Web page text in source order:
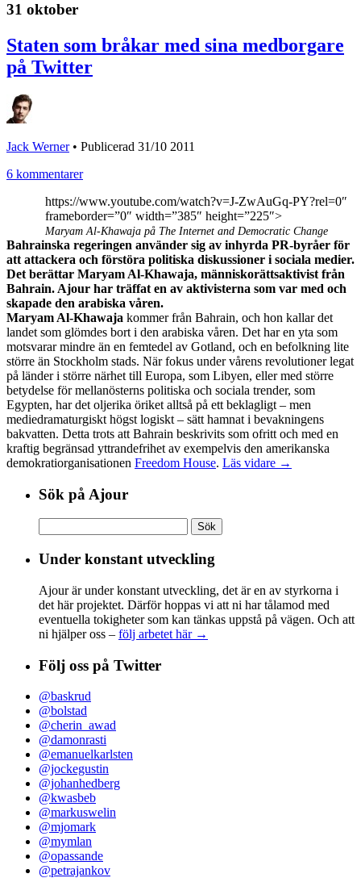
31 oktober
Staten som bråkar med sina medborgare
på Twitter
Jack Werner• Publicerad 31/10 2011
6 kommentarer
https://www.youtube.com/watch?v=J-ZwAuGq-PY?rel=0″
frameborder=”0″ width=”385″ height=”225″>
Maryam Al-Khawaja på The Internet and Democratic Change
Bahrainska regeringen använder sig av inhyrda PR-byråer för
att attackera och förstöra politiska diskussioner i sociala medier.
Det berättar Maryam Al-Khawaja, människorättsaktivist från
Bahrain. Ajour har träffat en av aktivisterna som var med och
skapade den arabiska våren.
Maryam Al-Khawaja kommer från Bahrain, och hon kallar det
landet som glömdes bort i den arabiska våren. Det har en yta som
motsvarar mindre än en femtedel av Gotland, och en befolkning lite
större än Stockholm stads. När fokus under vårens revolutioner legat
på länder i större närhet till Europa, som Libyen, eller med större
betydelse för mellanösterns politiska och sociala trender, som
Egypten, har det oljerika öriket alltså på ett beklagligt – men
mediedramaturgiskt högst logiskt – sätt hamnat i bevakningens
bakvatten. Detta trots att Bahrain beskrivits som ofritt och med en
kraftig begränsad yttrandefrihet av exempelvis den amerikanska
demokratiorganisationen Freedom House. Läs vidare →
Sök på Ajour
efter:
Under konstant utveckling
Ajour är under konstant utveckling, det är en av styrkorna i
det här projektet. Därför hoppas vi att ni har tålamod med
eventuella tokigheter som kan tänkas uppstå på vägen. Och att
ni hjälper oss – följ arbetet här →
Följ oss på Twitter
@baskrud
@bolstad
@cherin_awad
@damonrasti
@emanuelkarlsten
@jockegustin
@johanhedberg
@kwasbeb
@markuswelin
@mjomark
@mymlan
@opassande
@petrajankov